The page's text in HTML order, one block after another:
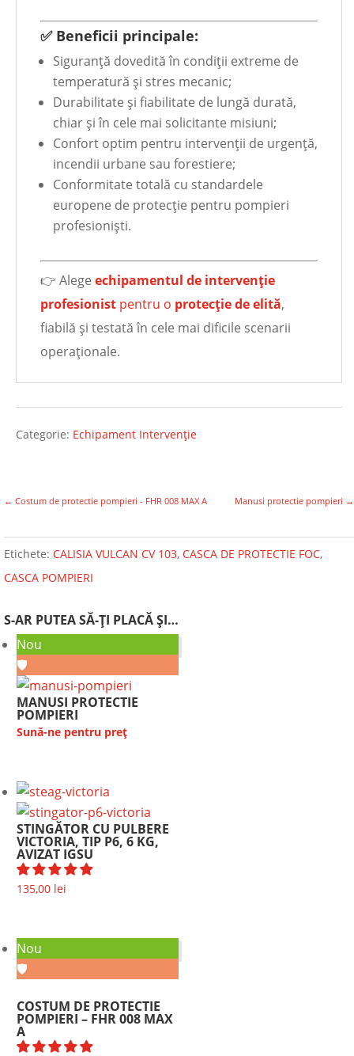
✅ Beneficii principale:
Siguranță dovedită în condiții extreme de
temperatură și stres mecanic;
Durabilitate și fiabilitate de lungă durată,
chiar și în cele mai solicitante misiuni;
Confort optim pentru intervenții de urgență,
incendii urbane sau forestiere;
Conformitate totală cu standardele
europene de protecție pentru pompieri
profesioniști.
👉 Alege echipamentul de intervenție
profesionist pentru o protecție de elită,
fiabilă și testată în cele mai dificile scenarii
operaționale.
Categorie: Echipament Intervenție
← Costum de protectie pompieri - FHR 008 MAX A Manusi protectie pompieri →
Etichete: CALISIA VULCAN CV 103, CASCA DE PROTECTIE FOC,
CASCA POMPIERI
S-AR PUTEA SĂ-ȚI PLACĂ ȘI…
Nou
🛡️
MANUSI PROTECTIE
POMPIERI
Sună-ne pentru preț
STINGĂTOR CU PULBERE
VICTORIA, TIP P6, 6 KG,
AVIZAT IGSU
135,00 lei
Nou
🛡️
COSTUM DE PROTECTIE
POMPIERI – FHR 008 MAX
A